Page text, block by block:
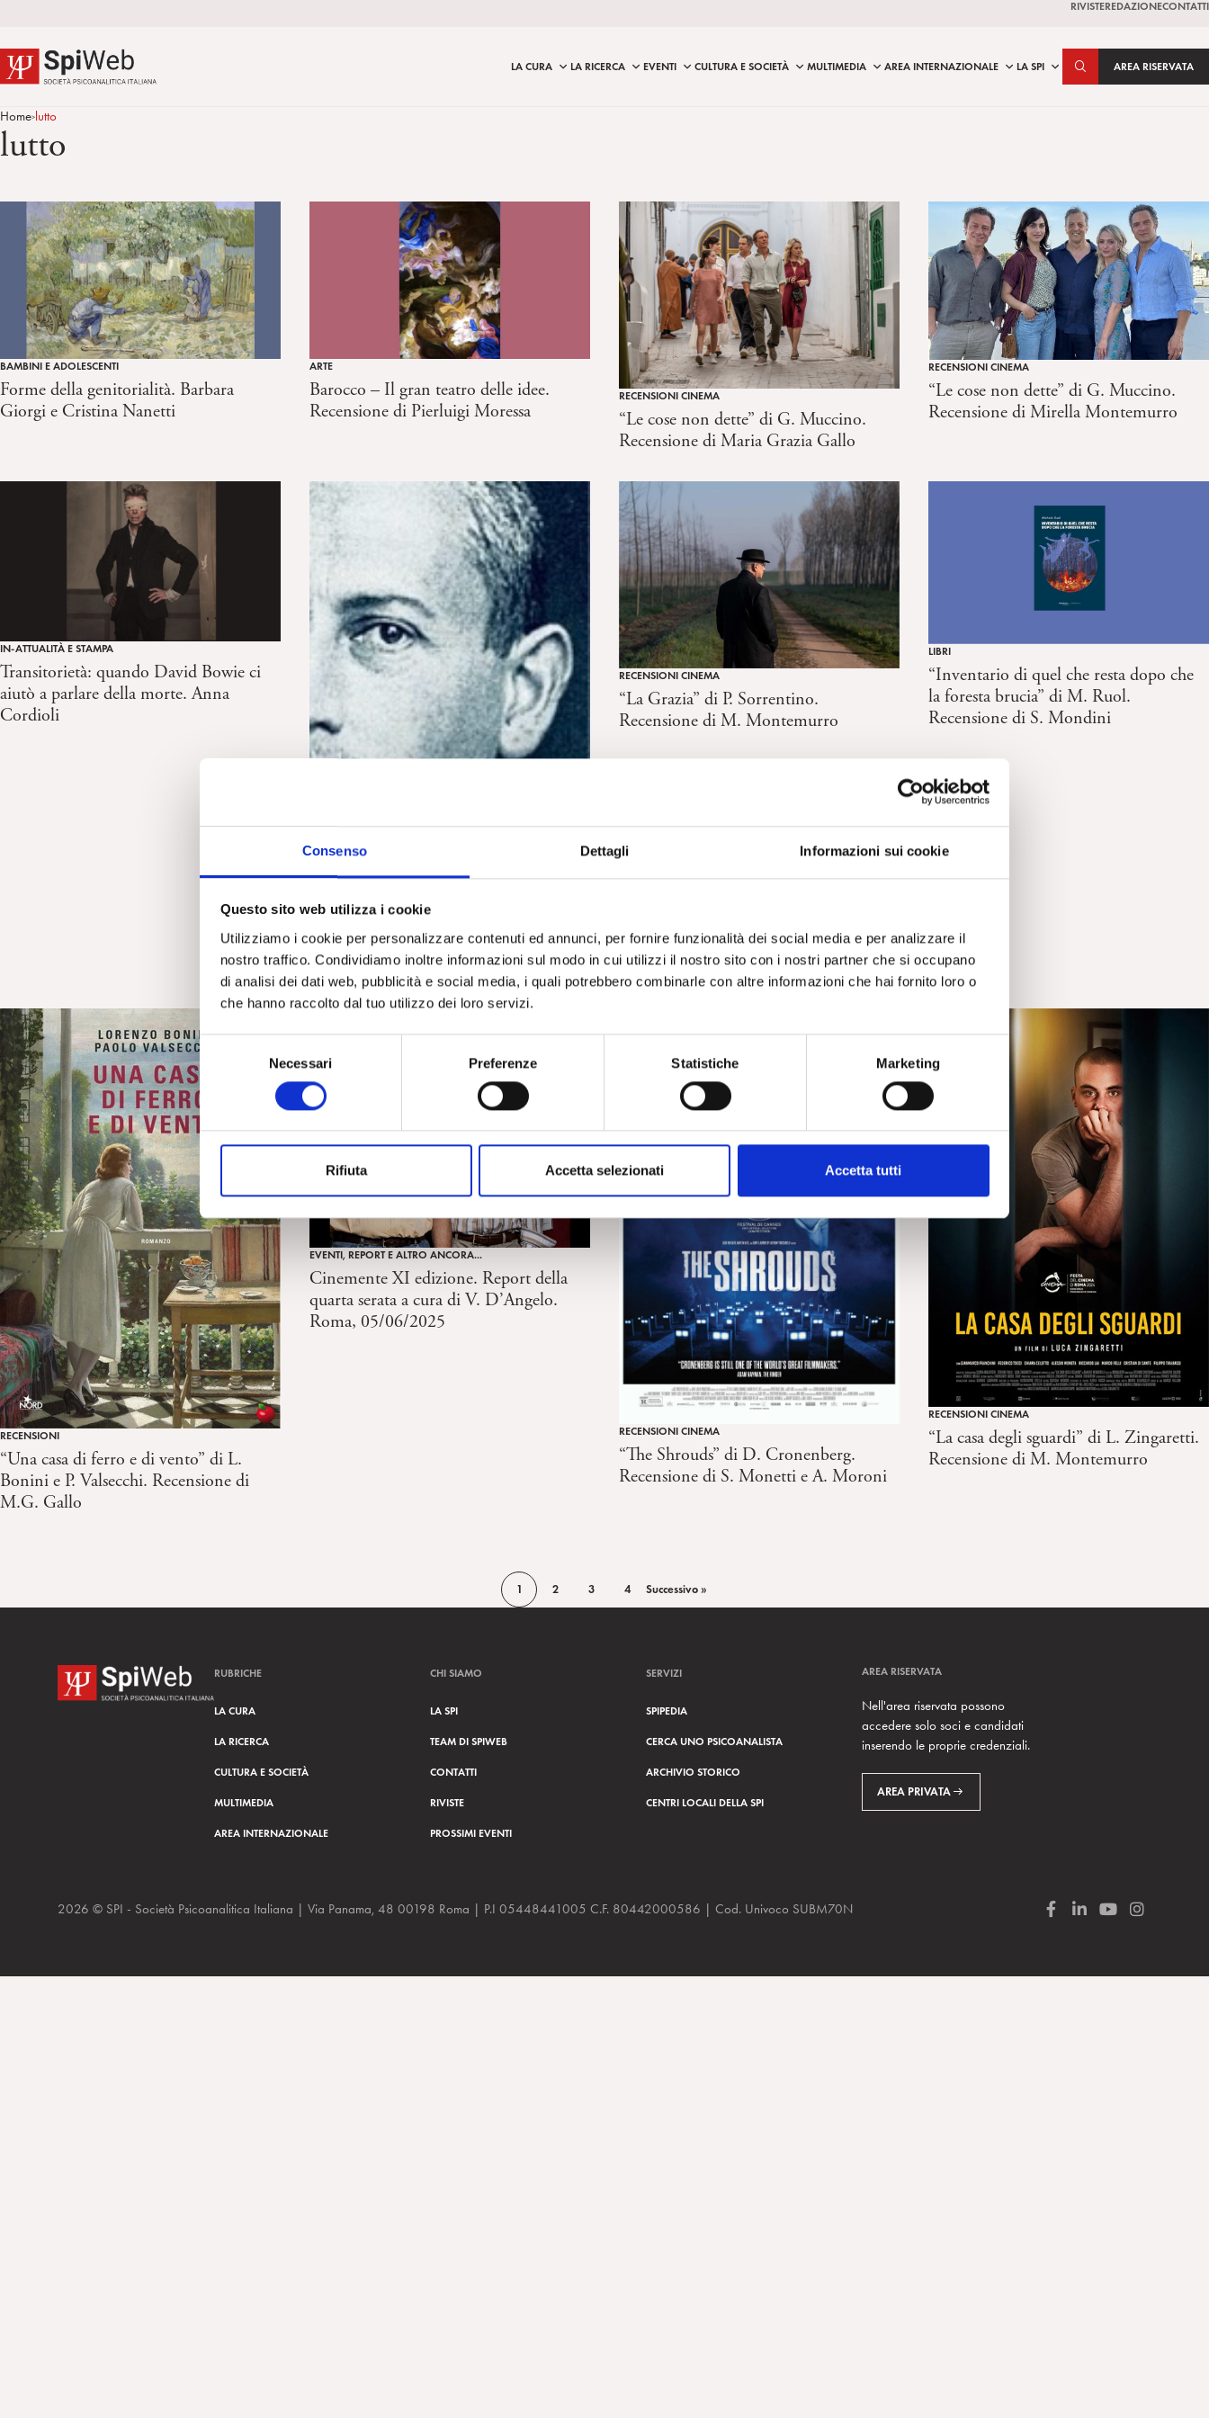
Consenso Dettagli Informazioni sui cookie
Questo sito web utilizza i cookie
Utilizziamo i cookie per personalizzare contenuti ed annunci, per fornire funzionalità dei social media e per analizzare il
nostro traffico. Condividiamo inoltre informazioni sul modo in cui utilizzi il nostro sito con i nostri partner che si occupano
di analisi dei dati web, pubblicità e social media, i quali potrebbero combinarle con altre informazioni che hai fornito loro o
che hanno raccolto dal tuo utilizzo dei loro servizi.
S
e
l
e
z
o
n
e
d
e
l
c
o
n
s
e
n
s
o
Necessari Preferenze Statistiche Marketing
Rifiuta Accetta selezionati Accetta tutti
RIVISTEREDAZIONECONTATTI
LA CURA LA RICERCA EVENTI CULTURA E SOCIETÀ MULTIMEDIA AREA INTERNAZIONALE LA SPI AREA RISERVATA
Home>lutto
lutto
BAMBINI E ADOLESCENTI
Forme della genitorialità. Barbara
Giorgi e Cristina Nanetti
ARTE
Barocco – Il gran teatro delle idee.
Recensione di Pierluigi Moressa
RECENSIONI CINEMA
“Le cose non dette” di G. Muccino.
Recensione di Maria Grazia Gallo
RECENSIONI CINEMA
“Le cose non dette” di G. Muccino.
Recensione di Mirella Montemurro
IN-ATTUALITÀ E STAMPA
Transitorietà: quando David Bowie ci
aiutò a parlare della morte. Anna
Cordioli
A cent’anni dalla morte di Karl
Abraham. Franco De Masi
RECENSIONI CINEMA
“La Grazia” di P. Sorrentino.
Recensione di M. Montemurro
LIBRI
“Inventario di quel che resta dopo che
la foresta brucia” di M. Ruol.
Recensione di S. Mondini
RECENSIONI
“Una casa di ferro e di vento” di L.
Bonini e P. Valsecchi. Recensione di
M.G. Gallo
EVENTI, REPORT E ALTRO ANCORA...
Cinemente XI edizione. Report della
quarta serata a cura di V. D’Angelo.
Roma, 05/06/2025
RECENSIONI CINEMA
“The Shrouds” di D. Cronenberg.
Recensione di S. Monetti e A. Moroni
RECENSIONI CINEMA
“La casa degli sguardi” di L. Zingaretti.
Recensione di M. Montemurro
1 2 3 4 Successivo »
RUBRICHE
LA CURA
LA RICERCA
CULTURA E SOCIETÀ
MULTIMEDIA
AREA INTERNAZIONALE
CHI SIAMO
LA SPI
TEAM DI SPIWEB
CONTATTI
RIVISTE
PROSSIMI EVENTI
SERVIZI
SPIPEDIA
CERCA UNO PSICOANALISTA
ARCHIVIO STORICO
CENTRI LOCALI DELLA SPI
AREA RISERVATA
Nell'area riservata possono
accedere solo soci e candidati
inserendo le proprie credenziali.
AREA PRIVATA
2026 © SPI - Società Psicoanalitica Italiana | Via Panama, 48 00198 Roma | P.I 05448441005 C.F. 80442000586 | Cod. Univoco SUBM70N
F
L
Y
I